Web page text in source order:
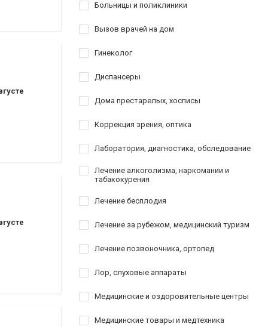
Больницы и поликлиники
Вызов врачей на дом
Гинеколог
Диспансеры
Дома престарелых, хосписы
Коррекция зрения, оптика
Лаборатория, диагностика, обследование
Лечение алкоголизма, наркомании и
табакокурения
Лечение бесплодия
Лечение за рубежом, медицинский туризм
Лечение позвоночника, ортопед
Лор, слуховые аппараты
Медицинские и оздоровительные центры
Медицинские товары и медтехника